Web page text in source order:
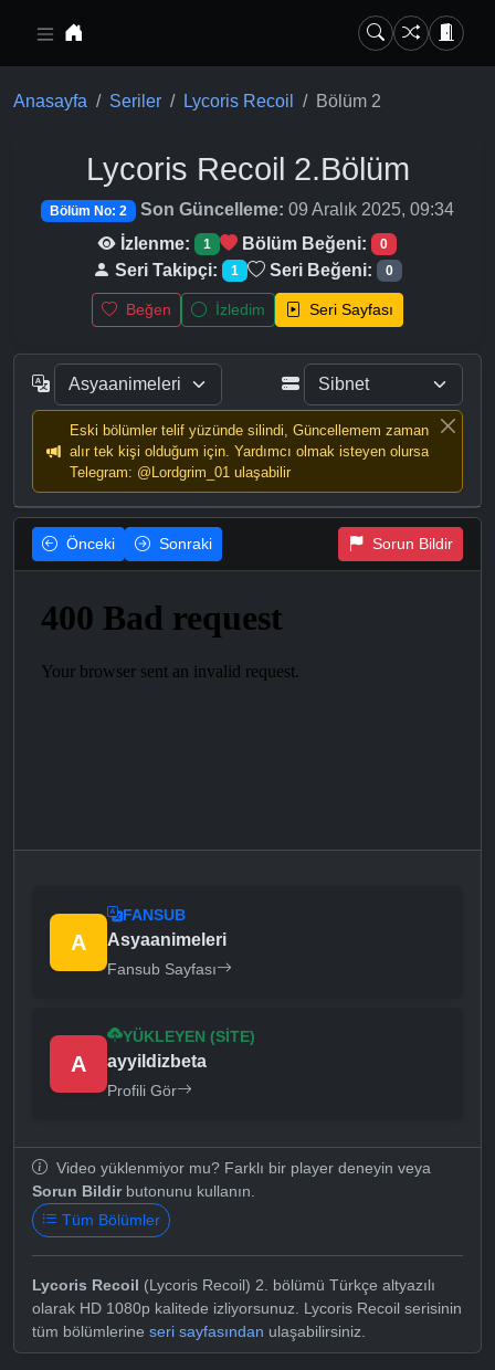
Anasayfa Seriler Lycoris Recoil Bölüm 2
Lycoris Recoil 2.Bölüm
Bölüm No: 2 Son Güncelleme: 09 Aralık 2025, 09:34
İzlenme:
1 Bölüm Beğeni: 0
Seri Takipçi: 1 Seri Beğeni: 0
Beğen İzledim Seri Sayfası
Eski bölümler telif yüzünde silindi, Güncellemem zaman
alır tek kişi olduğum için. Yardımcı olmak isteyen olursa
Telegram: @Lordgrim_01 ulaşabilir
Önceki Sonraki Sorun Bildir
A
FANSUB
Asyaanimeleri
Fansub Sayfası
A
YÜKLEYEN (SITE)
ayyildizbeta
Profili Gör
Video yüklenmiyor mu? Farklı bir player deneyin veya
Sorun Bildirbutonunu kullanın.
Tüm Bölümler
Lycoris Recoil (Lycoris Recoil) 2. bölümü Türkçe altyazılı
olarak HD 1080p kalitede izliyorsunuz. Lycoris Recoil serisinin
tüm bölümlerine seri sayfasından ulaşabilirsiniz.